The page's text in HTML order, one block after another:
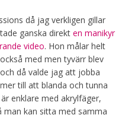
då jag verkligen gillar
ganska direkt en manikyr
video. Hon målar helt
med men tyvärr blev
då valde jag att jobba
till att blanda och tunna
enklare med akrylfäger,
kan sitta med samma